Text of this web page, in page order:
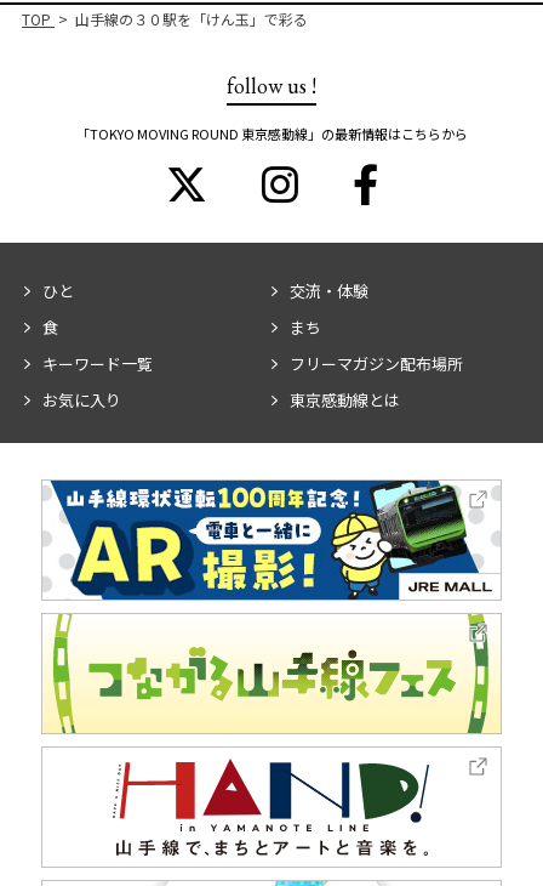
TOP 山手線の３０駅を「けん玉」で彩る
follow us !
「TOKYO MOVING ROUND 東京感動線」の最新情報はこちらから
ひと
交流・体験
食
まち
キーワード一覧
フリーマガジン配布場所
お気に入り
東京感動線とは